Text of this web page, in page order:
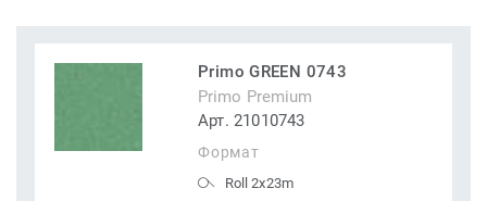
Primo GREEN 0743
Primo Premium
Арт. 21010743
Формат
Roll 2x23m